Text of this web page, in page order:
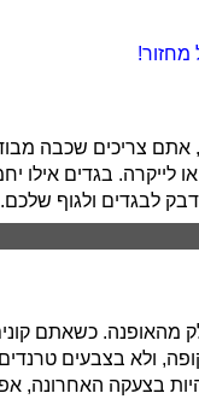
מחזור!
צריכים שכבה
לייקרה. בגדים אילו
לבגדים ולגוף שלכם.
מהאופנה. כשאתם
ולא בצבעים
בצעקה האחרונה,